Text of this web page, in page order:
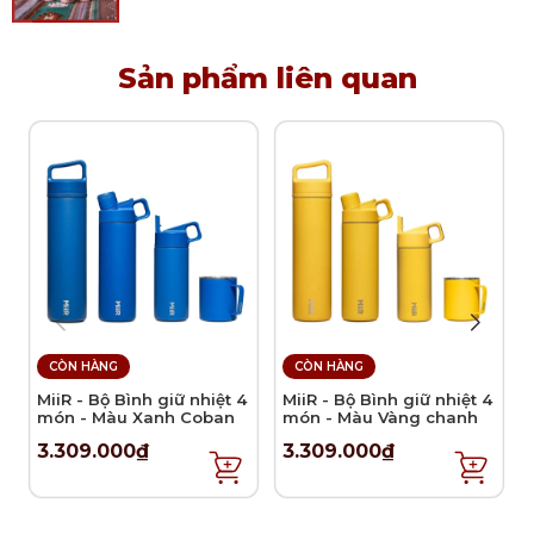
dụng như sau:
Cho tinh dầu vào 2/3 thể tích của đèn xông
Maison Berger
Ngâm đầu đốt khoảng 20 phút vào lần đầu sử
Đốt và để nóng trong vòng 2 phút.
Thổi tắt lửa và đậy nắp khuếch tán lên trên để
toả hương.
ngưng đèn khuếch tán.
xông
Với 500ml tinh dầu sẽ sử dụng được 20 giờ
khuếch tán, với 80 giờ lưu hương.
Tinh dầu đèn xông chỉ sử dụng cho các loại đèn
xông, không sử dụng thay cho lọ khuếch tán.
Sản phẩm liên quan
CÒN HÀNG
MiiR - Bộ Bình giữ nhiệt 4
món - Màu Xanh Coban
3.309.000₫
CÒN HÀNG
MiiR - Bộ Bình giữ nhiệt 4
món - Màu Vàng chanh
3.309.000₫